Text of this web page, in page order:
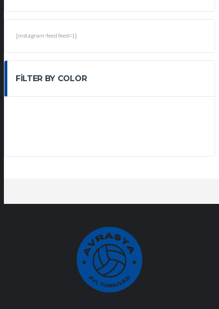
[instagram-feed feed=1]
FILTER BY COLOR